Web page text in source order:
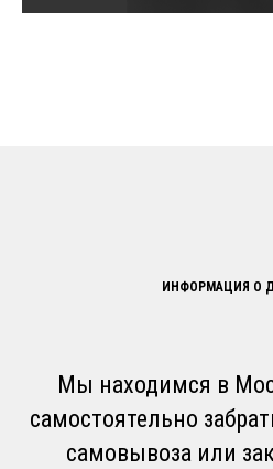
ИНФОРМАЦИЯ О
Мы находимся в
самостоятельно
самовывоза или